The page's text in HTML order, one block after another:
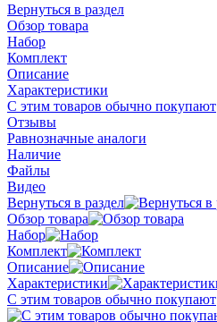
Вернуться в раздел
Обзор товара
Набор
Комплект
Описание
Характеристики
С этим товаров обычно покупают
Отзывы
Равнозначные аналоги
Наличие
Файлы
Видео
Вернуться в раздел
Обзор товара
Набор
Комплект
Описание
Характеристики
С этим товаров обычно покупают